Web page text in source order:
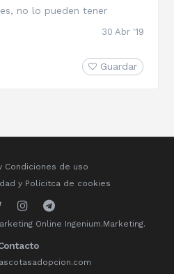
no lo pueden tener
30 Abr '19
Guardar
Condiciones de uso
y Polícitca de cookies
Online Ingenium.Marketing.